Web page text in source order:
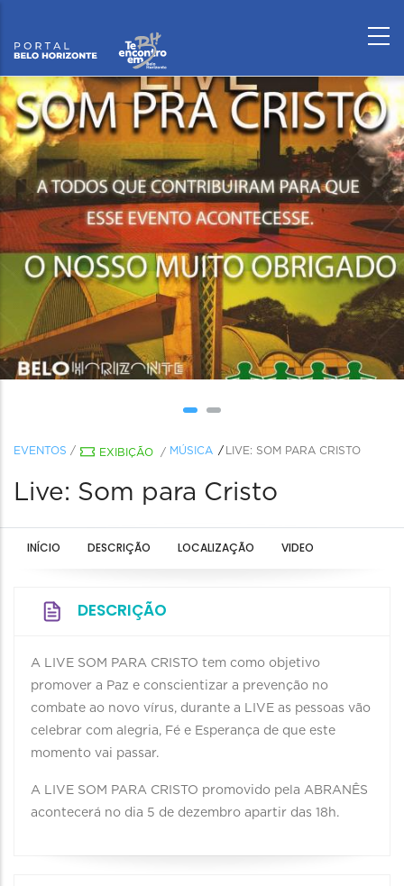
EVENTOS / EXIBIÇÃO / MÚSICA LIVE: SOM PARA CRISTO
Live: Som para Cristo
INÍCIO DESCRIÇÃO LOCALIZAÇÃO VIDEO
DESCRIÇÃO
A LIVE SOM PARA CRISTO tem como objetivo
promover a Paz e conscientizar a prevenção no
combate ao novo vírus, durante a LIVE as pessoas vão
celebrar com alegria, Fé e Esperança de que este
momento vai passar.
A LIVE SOM PARA CRISTO promovido pela ABRANÊS
acontecerá no dia 5 de dezembro apartir das 18h.